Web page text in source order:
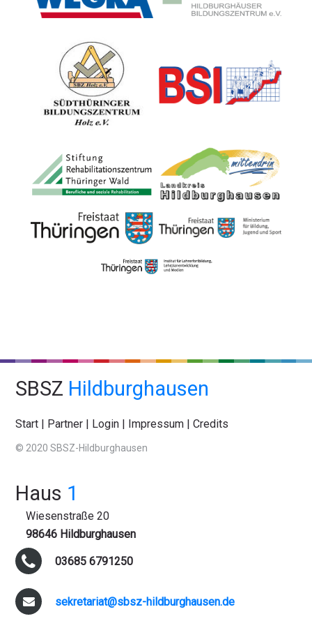
SBSZ Hildburghausen
Start | Partner | Login | Impressum |Credits
© 2020 SBSZ-Hildburghausen
Haus 1
Wiesenstraße 20
98646 Hildburghausen
03685 6791250
sekretariat@sbsz-hildburghausen.de